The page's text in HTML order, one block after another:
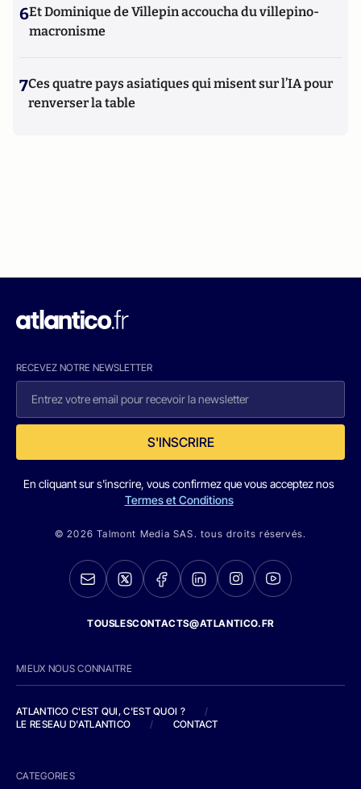
6Et Dominique de Villepin accoucha du villepino-
macronisme
7Ces quatre pays asiatiques qui misent sur l’IA pour
renverser la table
RECEVEZ NOTRE NEWSLETTER
S'INSCRIRE
En cliquant sur s'inscrire, vous confirmez que vous acceptez nos
Termes et Conditions
© 2026 Talmont Media SAS. tous droits réservés.
TOUSLESCONTACTS@ATLANTICO.FR
MIEUX NOUS CONNAITRE
ATLANTICO C'EST QUI, C'EST QUOI ?
/
LE RESEAU D'ATLANTICO
/ CONTACT
CATEGORIES